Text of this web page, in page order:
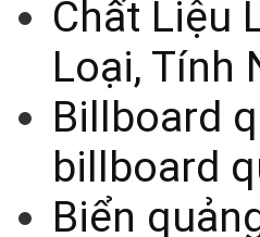
Chất Liệu
Loại, Tính
Billboard
billboard
Biển